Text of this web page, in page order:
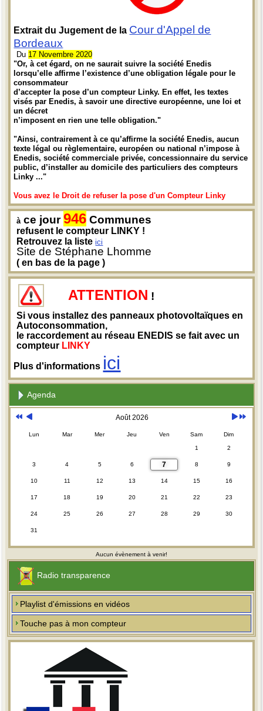
Extrait du Jugement de la Cour d'Appel de
Bordeaux
Du 17 Novembre 2020
"Or, à cet égard, on ne saurait suivre la société Enedis
lorsqu’elle affirme l’existence d’une obligation légale pour le
consommateur
d’accepter la pose d’un compteur Linky. En effet, les textes
visés par Enedis, à savoir une directive européenne, une loi et
un décret
n’imposent en rien une telle obligation."
"Ainsi, contrairement à ce qu’affirme la société Enedis, aucun
texte légal ou règlementaire, européen ou national n’impose à
Enedis, société commerciale privée, concessionnaire du service
public, d’installer au domicile des particuliers des compteurs
Linky ..."
Vous avez le Droit de refuser la pose d'un Compteur Linky
à ce jour946 Communes
refusent le compteur LINKY !
Retrouvez la listeici
Site de Stéphane Lhomme
( en bas de la page )
ATTENTION !
Si vous installez des panneaux photovoltaïques en
Autoconsommation,
le raccordement au réseau ENEDIS se fait avec un
compteur LINKY
Plus d'informations ici
Agenda
Août 2026
Lun Mar Mer Jeu Ven Sam Dim
1 2
3 4 5 6 7 8 9
10 11 12 13 14 15 16
17 18 19 20 21 22 23
24 25 26 27 28 29 30
31
Aucun évènement à venir!
Radio transparence
Playlist d'émissions en vidéos
Touche pas à mon compteur